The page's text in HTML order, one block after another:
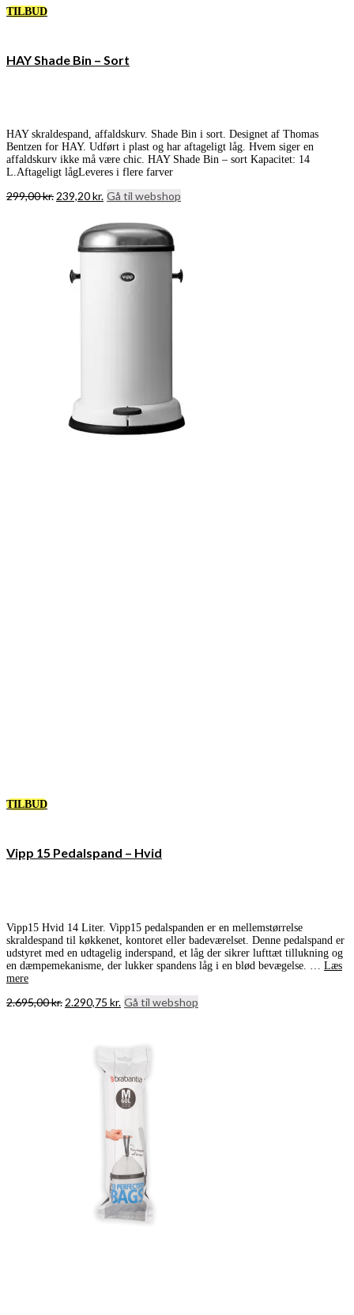
TILBUD
HAY Shade Bin – Sort
HAY skraldespand, affaldskurv. Shade Bin i sort. Designet af Thomas
Bentzen for HAY. Udført i plast og har aftageligt låg. Hvem siger en
affaldskurv ikke må være chic. HAY Shade Bin – sort Kapacitet: 14
L.Aftageligt lågLeveres i flere farver
299,00kr. Den
299,00 kr..
239,20kr. Den
pris
er:
239,20 kr..
Gå til webshop
TILBUD
Vipp 15 Pedalspand – Hvid
Vipp15 Hvid 14 Liter. Vipp15 pedalspanden er en mellemstørrelse
skraldespand til køkkenet, kontoret eller badeværelset. Denne pedalspand er
udstyret med en udtagelig inderspand, et låg der sikrer lufttæt tillukning og
en dæmpemekanisme, der lukker spandens låg i en blød bevægelse. … Læs
mere
2.695,00kr. Den
2.695,00 kr..
2.290,75 kr. Den
2.290,75 kr..
Gå til webshop